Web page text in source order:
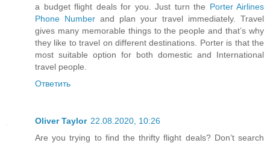
a budget flight deals for you. Just turn the Porter Airlines
Phone Number and plan your travel immediately. Travel
gives many memorable things to the people and that’s why
they like to travel on different destinations. Porter is that the
most suitable option for both domestic and International
travel people.
Ответить
Oliver Taylor 22.08.2020, 10:26
Are you trying to find the thrifty flight deals? Don’t search